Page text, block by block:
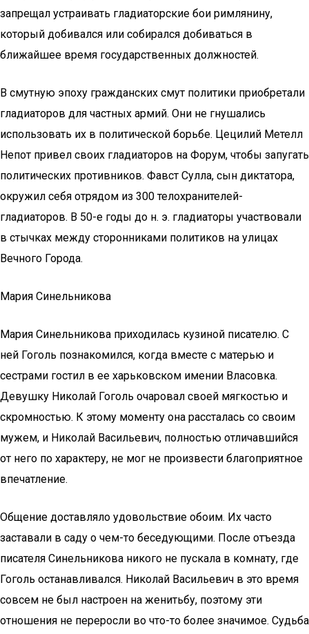
запрещал устраивать гладиаторские бои римлянину,
который добивался или собирался добиваться в
ближайшее время государственных должностей.
В смутную эпоху гражданских смут политики приобретали
гладиаторов для частных армий. Они не гнушались
использовать их в политической борьбе. Цецилий Метелл
Непот привел своих гладиаторов на Форум, чтобы запугать
политических противников. Фавст Сулла, сын диктатора,
окружил себя отрядом из 300 телохранителей-
гладиаторов. В 50-е годы до н. э. гладиаторы участвовали
в стычках между сторонниками политиков на улицах
Вечного Города.
Мария Синельникова
Мария Синельникова приходилась кузиной писателю. С
ней Гоголь познакомился, когда вместе с матерью и
сестрами гостил в ее харьковском имении Власовка.
Девушку Николай Гоголь очаровал своей мягкостью и
скромностью. К этому моменту она рассталась со своим
мужем, и Николай Васильевич, полностью отличавшийся
от него по характеру, не мог не произвести благоприятное
впечатление.
Общение доставляло удовольствие обоим. Их часто
заставали в саду о чем-то беседующими. После отъезда
писателя Синельникова никого не пускала в комнату, где
Гоголь останавливался. Николай Васильевич в это время
совсем не был настроен на женитьбу, поэтому эти
отношения не переросли во что-то более значимое. Судьба